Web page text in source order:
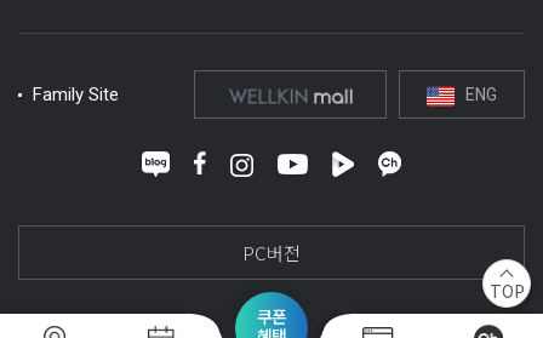
쿠폰
TOP
Family Site ENG
PC버전